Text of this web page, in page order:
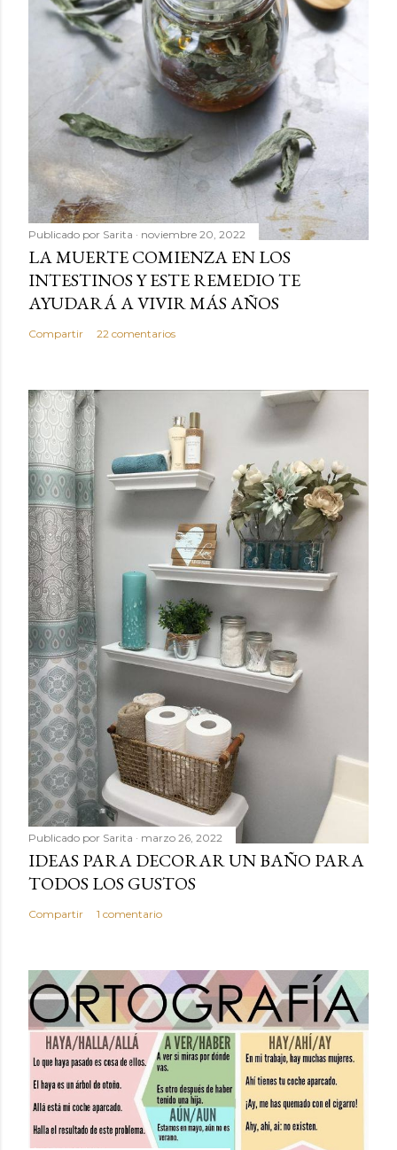
Publicado por Sarita noviembre 20, 2022
LA MUERTE COMIENZA EN LOS
INTESTINOS Y ESTE REMEDIO TE
AYUDARÁ A VIVIR MÁS AÑOS
Compartir 22 comentarios
Publicado por Sarita marzo 26, 2022
IDEAS PARA DECORAR UN BAÑO PARA
TODOS LOS GUSTOS
Compartir 1 comentario